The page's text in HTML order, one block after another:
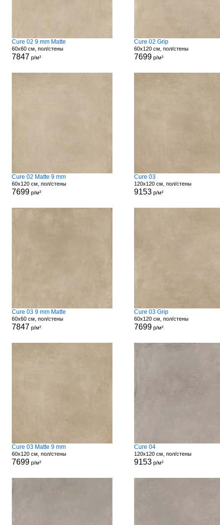
Cure 02 9 mm Matte
60x60 см, пол/стены
7847 р/м²
Cure 02 Grip
60x120 см, пол/стены
7699р/м²
Cure 02 Matte 9 mm
60x120 см, пол/стены
7699р/м²
Cure 03
120x120 см, пол/стены
9153р/м²
Cure 03 9 mm Matte
60x60 см, пол/стены
7847 р/м²
Cure 03 Grip
60x120 см, пол/стены
7699р/м²
Cure 03 Matte 9 mm
60x120 см, пол/стены
7699р/м²
Cure 04
120x120 см, пол/стены
9153р/м²